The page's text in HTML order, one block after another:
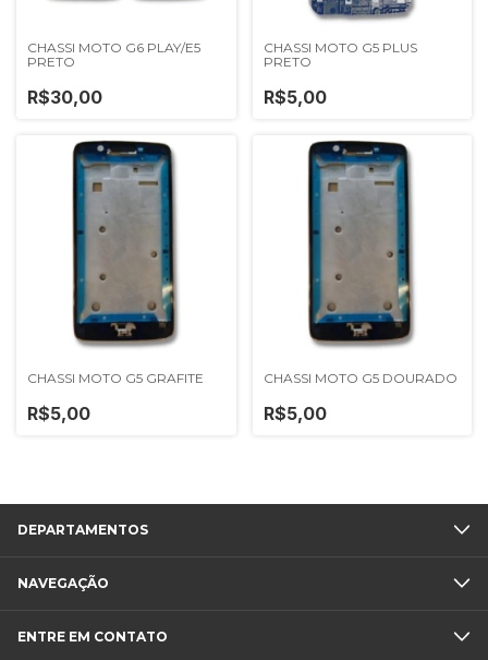
CHASSI MOTO G6 PLAY/E5
PRETO
R$30,00
CHASSI MOTO G5 PLUS
PRETO
R$5,00
CHASSI MOTO G5 GRAFITE
R$5,00
CHASSI MOTO G5 DOURADO
R$5,00
DEPARTAMENTOS
NAVEGAÇÃO
ENTRE EM CONTATO